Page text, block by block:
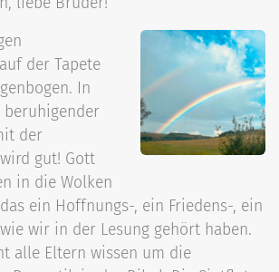
der Tapete
In
beruhigender
der
gut! Gott
in die Wolken
ein Hoffnungs-, ein Friedens-, ein
wir in der Lesung gehört haben.
alle Eltern wissen um die